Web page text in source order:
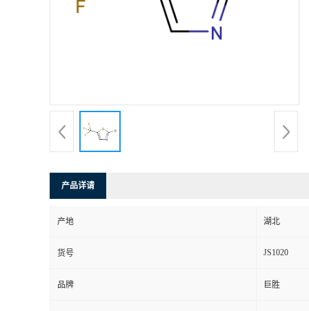
产品详请
产地 湖北
货号 JS1020
品牌 巨胜